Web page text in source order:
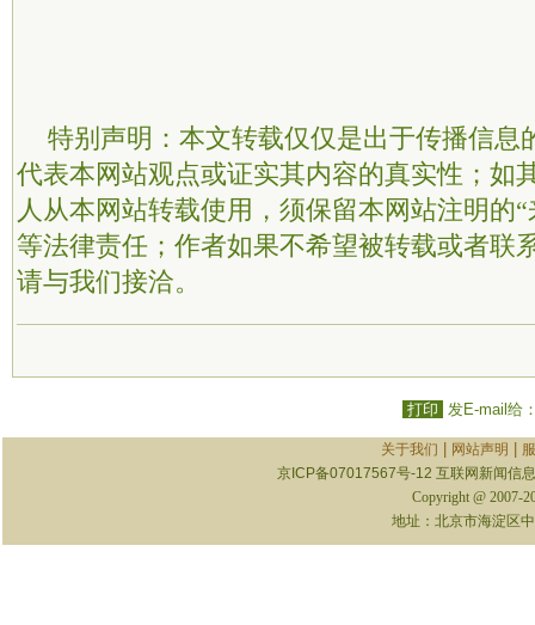
特别声明：本文转载仅仅是出于传播信息
代表本网站观点或证实其内容的真实性；如
人从本网站转载使用，须保留本网站注明的
等法律责任；作者如果不希望被转载或者联
请与我们接洽。
打印 发E-mail给
关于我们 网站声明
京ICP备07017567号-12 互联网新闻信
Copyright @ 2007-
地址：北京市海淀区